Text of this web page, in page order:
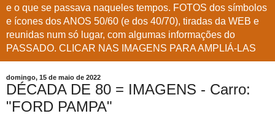
e o que se passava naqueles tempos. FOTOS dos símbolos
e ícones dos ANOS 50/60 (e dos 40/70), tiradas da WEB e
reunidas num só lugar, com algumas informações do
PASSADO. CLICAR NAS IMAGENS PARA AMPLIÁ-LAS
domingo, 15 de maio de 2022
DÉCADA DE 80 = IMAGENS - Carro:
"FORD PAMPA"